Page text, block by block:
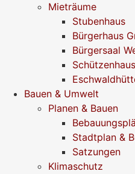
Mieträume
Stubenhaus
Bürgerhaus
Bürgersaal
Schützenhaus
Bauen & Umwelt
Planen & Bauen
Stadtplan &
Satzungen
Klimaschutz